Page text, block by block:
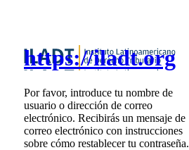
https://iladt.org
Por favor, introduce tu nombre de
usuario o dirección de correo
electrónico. Recibirás un mensaje de
correo electrónico con instrucciones
sobre cómo restablecer tu contraseña.